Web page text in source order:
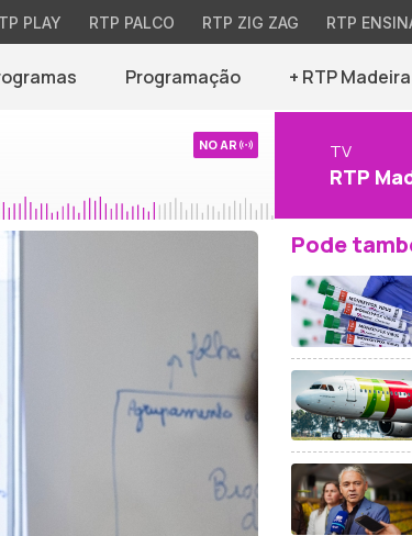
PLAY RTP PALCO RTP ZIG ZAG RTP
Programação + RTP Madeira
NO AR TV
RTP
Pode